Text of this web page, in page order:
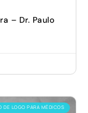
– Dr. Paulo
DE LOGO PARA MÉDICOS